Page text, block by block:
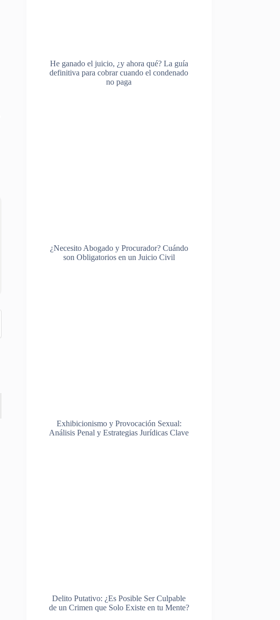
He ganado el juicio, ¿y ahora qué? La guía
definitiva para cobrar cuando el condenado
no paga
¿Necesito Abogado y Procurador? Cuándo
son Obligatorios en un Juicio Civil
Exhibicionismo y Provocación Sexual:
Análisis Penal y Estrategias Jurídicas Clave
Delito Putativo: ¿Es Posible Ser Culpable
de un Crimen que Solo Existe en tu Mente?